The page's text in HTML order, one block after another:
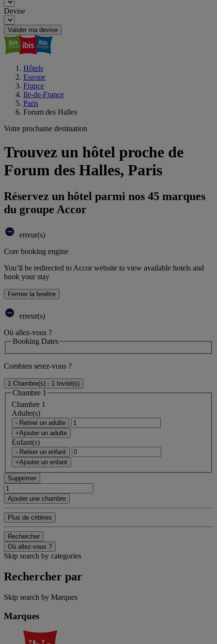
Devise
Valider ma devise
Hôtels
Europe
France
Ile-de-France
Paris
Forum des Halles
Votre prochaine destination
Trouvez un hôtel proche de
Forum des Halles, Paris
Réservez un hôtel parmi nos 45 marques
du groupe Accor
erreur(s)
Core booking engine
You’ll be redirected to Accor website to view available hotels and
book your stay
Fermer la fenêtre
erreur(s)
Où allez-vous ?
Booking Dates
Combien serez-vous ?
1 Chambre(s) - 1 Invité(s)
Chambre 1
Chambre 1
Adulte(s)
- Retirer un adulte
+Ajouter un adulte
Enfant(s)
- Retirer un enfant
+Ajouter un enfant
Supprimer
Ajouter une chambre
Plus de critères
Rechercher
Où allez-vous ?
Skip search by categories
Rechercher par
Skip search by Marques
Marques